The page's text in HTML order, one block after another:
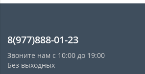
8(977)888-01-23
Звоните нам с 10:00 до 19:00
Без выходных